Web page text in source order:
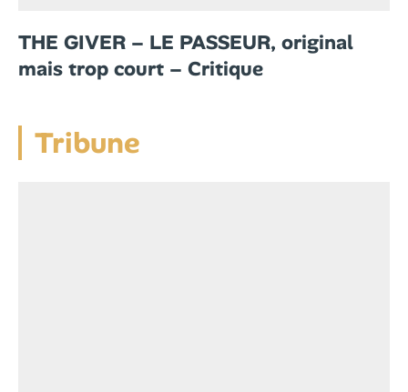
THE GIVER – LE PASSEUR, original
mais trop court – Critique
Tribune